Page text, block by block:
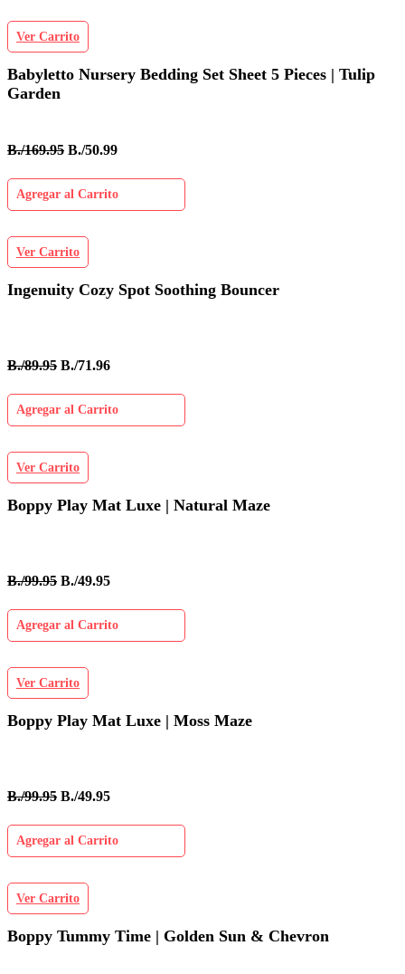
Ver Carrito
Babyletto Nursery Bedding Set Sheet 5 Pieces | Tulip
Garden
B./169.95 B./50.99
Agregar al Carrito
Ver Carrito
Ingenuity Cozy Spot Soothing Bouncer
B./89.95 B./71.96
Agregar al Carrito
Ver Carrito
Boppy Play Mat Luxe | Natural Maze
B./99.95 B./49.95
Agregar al Carrito
Ver Carrito
Boppy Play Mat Luxe | Moss Maze
B./99.95 B./49.95
Agregar al Carrito
Ver Carrito
Boppy Tummy Time | Golden Sun & Chevron